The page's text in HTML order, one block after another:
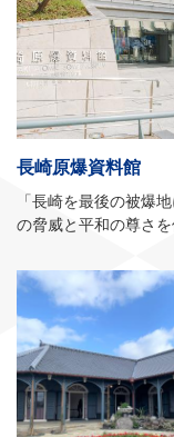
長崎原爆資料館
「長崎を最後の被爆
の脅威と平和の尊さ